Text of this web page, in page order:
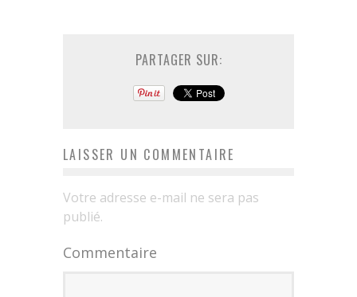
PARTAGER SUR:
LAISSER UN COMMENTAIRE
Votre adresse e-mail ne sera pas
publié.
Commentaire